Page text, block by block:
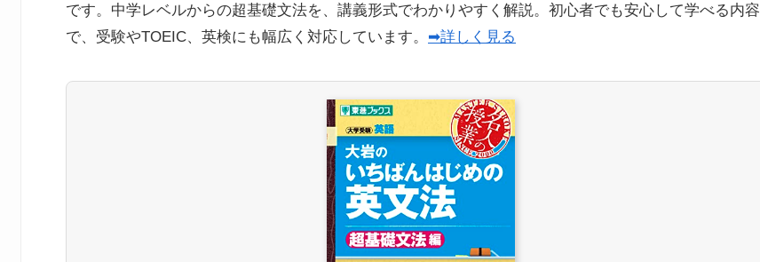
です。中学レベルからの超基礎文法を、講義形式でわかりやすく解説。初心者でも安心して学べる内容
で、受験やTOEIC、英検にも幅広く対応しています。 ➡詳しく見る